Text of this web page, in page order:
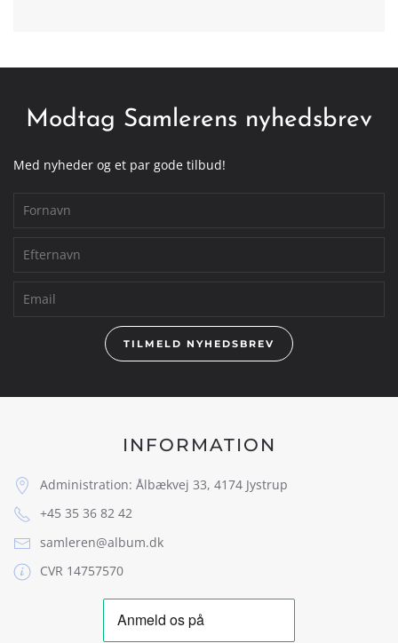
Modtag Samlerens nyhedsbrev
Med nyheder og et par gode tilbud!
TILMELD NYHEDSBREV
INFORMATION
Administration: Ålbækvej 33, 4174 Jystrup
+45 35 36 82 42
samleren@album.dk
CVR 14757570